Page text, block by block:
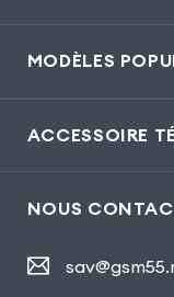
MODÈLES
ACCESSOIRE
NOUS